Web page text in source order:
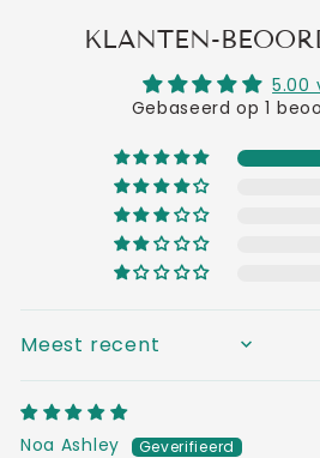
KLANTEN-
5.00
Gebaseerd op 1
SORT BY
Noa Ashley